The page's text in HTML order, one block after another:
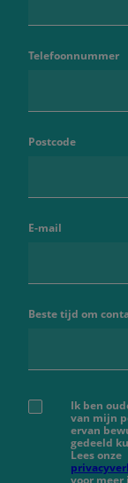
Telefoonnummer
Postcode
E-mail
Beste tijd om
Ik ben
van mijn
ervan
gedeeld
Lees onze
voor